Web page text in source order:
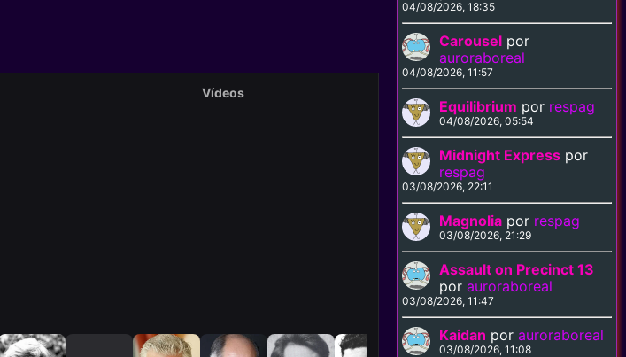
Vídeos
04/08/2026, 18:35
Carousel por
auroraboreal
04/08/2026, 11:57
Equilibrium por respag
04/08/2026, 05:54
Midnight Express por
respag
03/08/2026, 22:11
Magnolia por respag
03/08/2026, 21:29
Assault on Precinct 13
porauroraboreal
03/08/2026, 11:47
Kaidan porauroraboreal
03/08/2026, 11:08